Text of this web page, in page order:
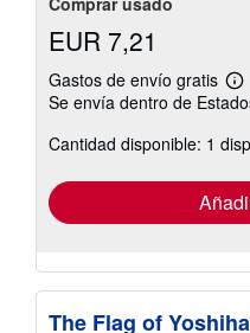
EUR 7,21
Gastos de envío gratis
Se envía dentro de
Cantidad disponible: 1
The Flag of